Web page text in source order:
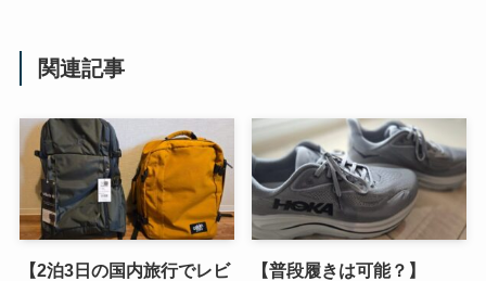
関連記事
【2泊3日の国内旅行でレビ
【普段履きは可能？】